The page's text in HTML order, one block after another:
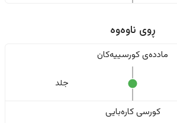
ڕوی ناوەوە
ماددەی کورسییەکان
جلد
کورسی کارەبایی